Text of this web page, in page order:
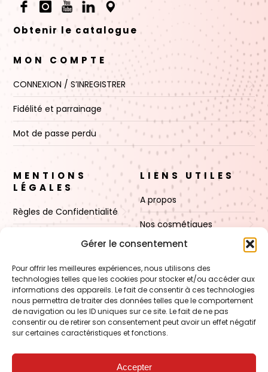
Gérer le consentement
Pour offrir les meilleures expériences, nous utilisons des
technologies telles que les cookies pour stocker et/ou accéder aux
informations des appareils. Le fait de consentir à ces technologies
nous permettra de traiter des données telles que le comportement
de navigation ou les ID uniques sur ce site. Le fait de ne pas
consentir ou de retirer son consentement peut avoir un effet négatif
sur certaines caractéristiques et fonctions.
Accepter
Obtenir le catalogue
MON COMPTE
CONNEXION / S’INREGISTRER
Fidélité et parrainage
Mot de passe perdu
MENTIONS
LÉGALES
Règles de Confidentialité
Politique de cookies (UE)
LIENS UTILES
A propos
Nos cosmétiques
Nos cires
Boutique
Contact
FORMATION – Udef Academy